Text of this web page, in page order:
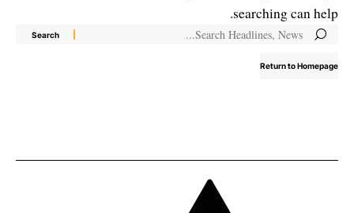
searching can help.
Return to Homepage